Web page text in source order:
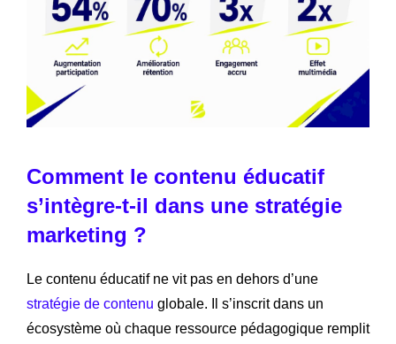
Comment le contenu éducatif
s’intègre-t-il dans une stratégie
marketing ?
Le contenu éducatif ne vit pas en dehors d’une
stratégie de contenu globale. Il s’inscrit dans un
écosystème où chaque ressource pédagogique remplit